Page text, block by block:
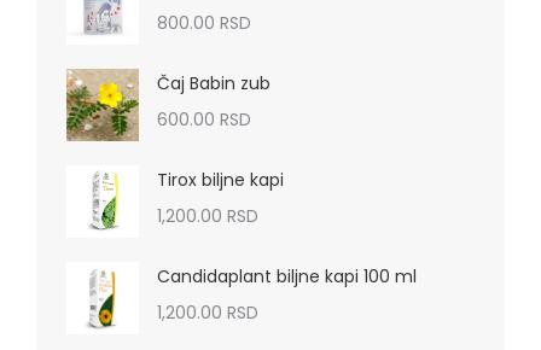
800.00 RSD
Čaj Babin zub
600.00 RSD
Tirox biljne kapi
1,200.00 RSD
Candidaplant biljne kapi 100 ml
1,200.00 RSD